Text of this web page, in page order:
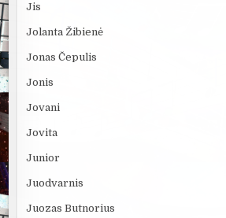
Jis
Jolanta Žibienė
Jonas Čepulis
Jonis
Jovani
Jovita
Junior
Juodvarnis
Juozas Butnorius